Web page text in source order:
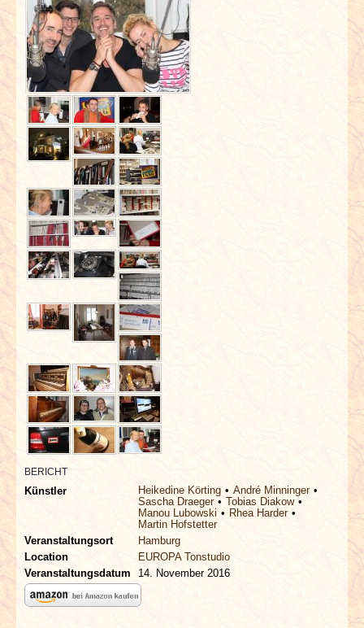
VERLOSUNGEN
INTERVIEWS
SPECIALS
REDAKTION
LINKS
ARCHIV
BERICHT
Künstler Heikedine Körting
André Minninger
Sascha Draeger
Tobias Diakow
Manou Lubowski
Rhea Harder
Martin Hofstetter
Veranstaltungsort
Hamburg
Location
EUROPA Tonstudio
Veranstaltungsdatum
14. November 2016